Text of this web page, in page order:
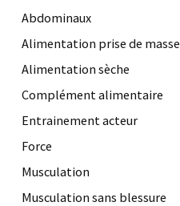
Abdominaux
Alimentation prise de masse
Alimentation sèche
Complément alimentaire
Entrainement acteur
Force
Musculation
Musculation sans blessure